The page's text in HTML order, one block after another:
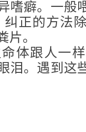
嗜癖。一般
正的方法
片。
体跟人一
泪。遇到这